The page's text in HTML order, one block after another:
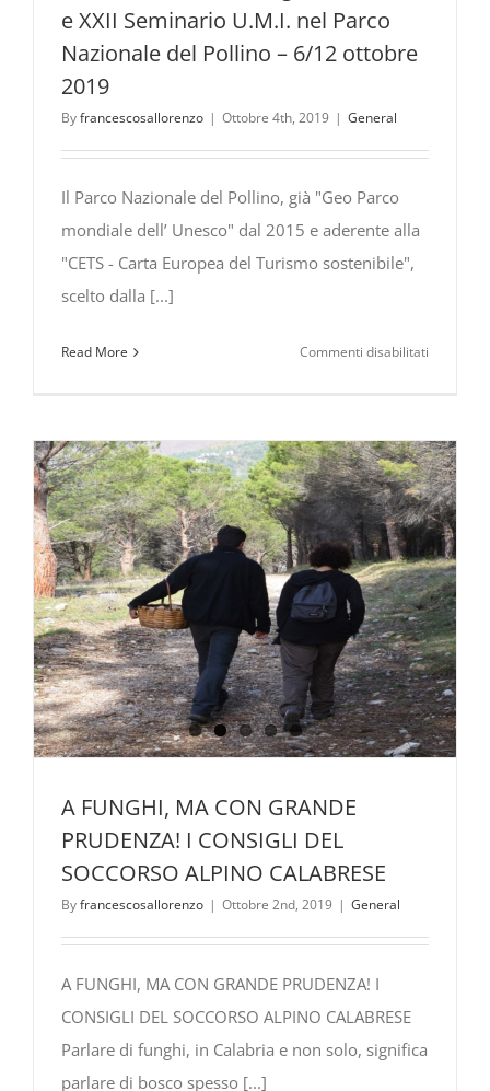
e XXII Seminario U.M.I. nel Parco
Nazionale del Pollino – 6/12 ottobre
2019
Byfrancescosallorenzo | Ottobre 4th, 2019 | General
Il Parco Nazionale del Pollino, già "Geo Parco
mondiale dell’ Unesco" dal 2015 e aderente alla
"CETS - Carta Europea del Turismo sostenibile",
scelto dalla [...]
Read More Commenti disabilitati
C.E.M.M.
e
XXII
Seminario
U.M.I.
nel
Parco
Nazionale
del
Pollino
–
6/12
A FUNGHI, MA CON GRANDE
PRUDENZA! I CONSIGLI DEL
SOCCORSO ALPINO CALABRESE
Byfrancescosallorenzo | Ottobre 2nd, 2019 | General
A FUNGHI, MA CON GRANDE PRUDENZA! I
CONSIGLI DEL SOCCORSO ALPINO CALABRESE
Parlare di funghi, in Calabria e non solo, significa
parlare di bosco spesso [...]